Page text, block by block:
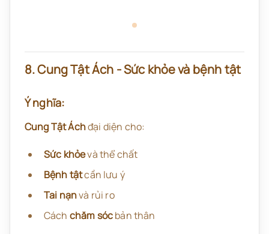
8. Cung Tật Ách - Sức khỏe và bệnh tật
Ý nghĩa:
Cung Tật Áchđại diện cho:
Sức khỏevà thể chất
Bệnh tậtcần lưu ý
Tai nạnvà rủi ro
Cách chăm sócbản thân